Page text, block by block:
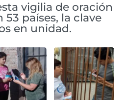
vigilia de oración
53 países, la clave
en unidad.